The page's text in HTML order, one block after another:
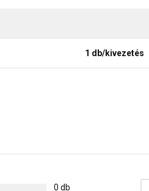
1 db/kivezetés
0 db